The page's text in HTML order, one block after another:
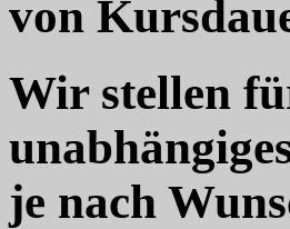
von
Wir stellen
je nach